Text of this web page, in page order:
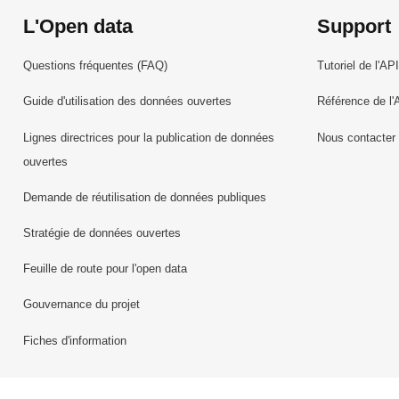
L'Open data
Questions fréquentes (FAQ)
Guide d'utilisation des données ouvertes
Lignes directrices pour la publication de données
ouvertes
Demande de réutilisation de données publiques
Stratégie de données ouvertes
Feuille de route pour l'open data
Gouvernance du projet
Fiches d'information
Support
Tutoriel de l'API
Référence de
Nous contacter